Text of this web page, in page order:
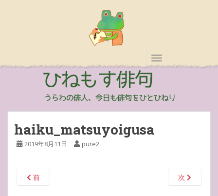
TOGGLE
haiku_matsuyoigusa
2019年8月11日 pure2
前 次